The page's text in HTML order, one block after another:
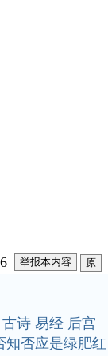
原
古诗 易经 后宫
知否应是绿肥红